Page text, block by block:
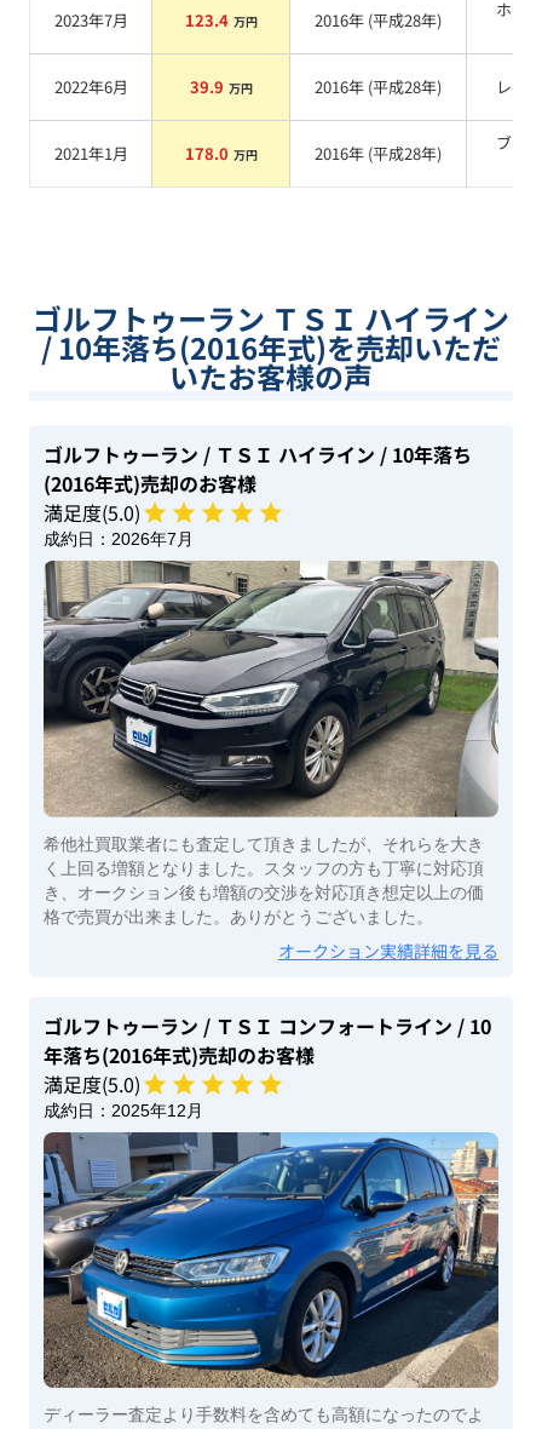
2023年7月 123.4 万円 2016年 (平成28年)
ホワ
2022年6月 39.9 万円 2016年 (平成28年) レッド
2021年1月 178.0 万円 2016年 (平成28年)
ブラ
ゴルフトゥーラン ＴＳＩ ハイライン
/ 10年落ち(2016年式)を売却いただ
いたお客様の声
ゴルフトゥーラン / ＴＳＩ ハイライン / 10年落ち
(2016年式)売却のお客様
満足度(5.0)
成約日： 2026年7月
希他社買取業者にも査定して頂きましたが、それらを大き
く上回る増額となりました。スタッフの方も丁寧に対応頂
き、オークション後も増額の交渉を対応頂き想定以上の価
格で売買が出来ました。ありがとうございました。
オークション実績詳細を見る
ゴルフトゥーラン / ＴＳＩ コンフォートライン / 10
年落ち(2016年式)売却のお客様
満足度(5.0)
成約日： 2025年12月
ディーラー査定より手数料を含めても高額になったのでよ